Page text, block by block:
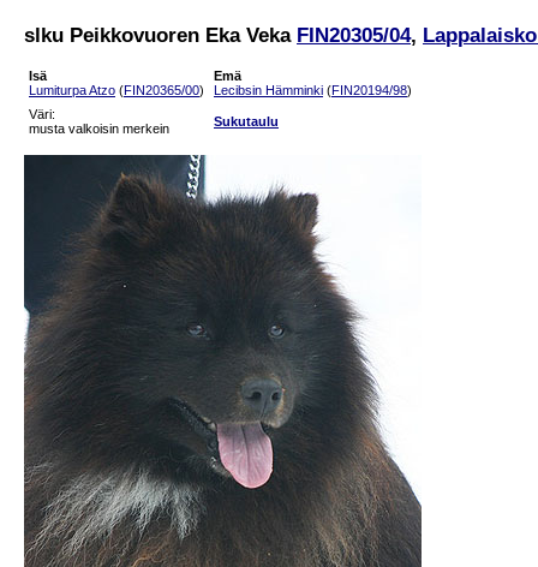
slku Peikkovuoren Eka Veka FIN20305/04,
Isä
Lumiturpa Atzo (FIN20365/00)
Emä
Lecibsin Hämminki (FIN20194/98)
Väri:
musta valkoisin merkein
Sukutaulu